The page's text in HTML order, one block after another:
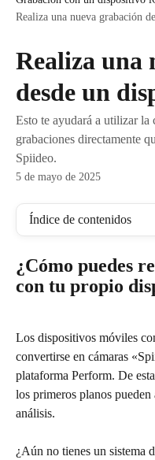
Realiza una nueva grabación
Realiza una
desde un
Esto te ayudará a utilizar la
grabaciones directamente
Spiideo.
5 de mayo de 2025
Índice de contenidos
¿Cómo puedes
con tu propio
Los dispositivos móviles
convertirse en cámaras
plataforma Perform. De
los primeros planos
análisis.
¿Aún no tienes un sistema